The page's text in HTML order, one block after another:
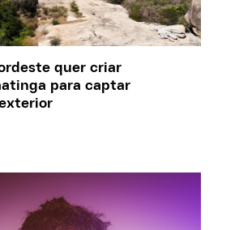
quer criar
para captar